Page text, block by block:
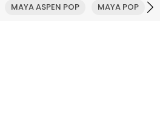
MAYA ASPEN POP MAYA POP